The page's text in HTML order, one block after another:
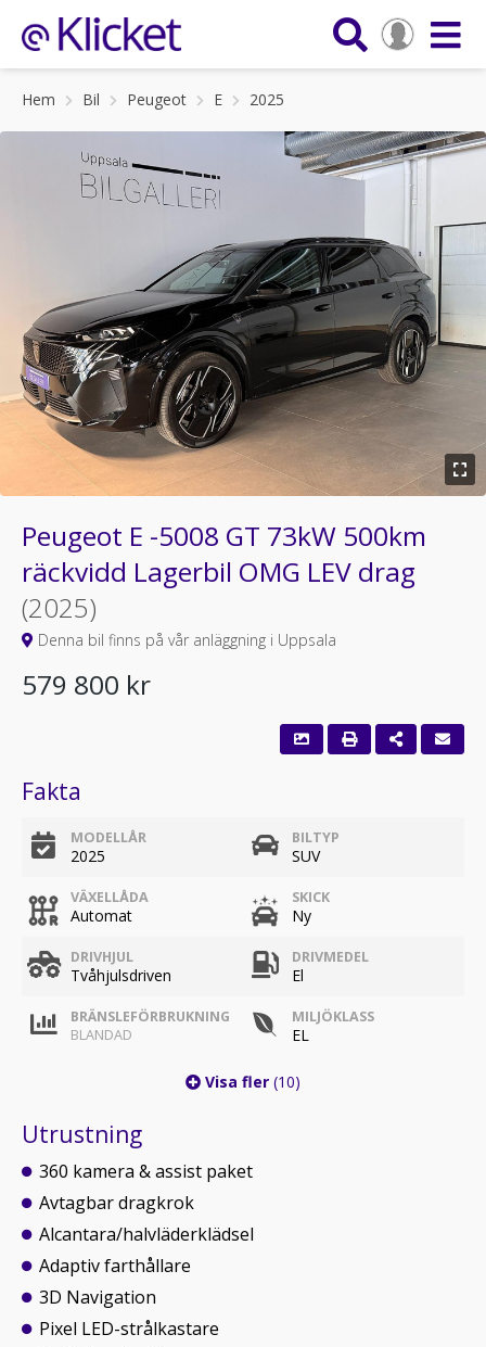
Hem Bil Peugeot E 2025
Peugeot E -5008 GT 73kW 500km
räckvidd Lagerbil OMG LEV drag
(2025)
Denna bil finns på vår anläggning i Uppsala
579 800 kr
Fakta
MODELLÅR
2025
BILTYP
SUV
VÄXELLÅDA
Automat
SKICK
Ny
DRIVHJUL
Tvåhjulsdriven
DRIVMEDEL
El
BRÄNSLEFÖRBRUKNING
BLANDAD
MILJÖKLASS
EL
Visa fler (10)
Utrustning
360 kamera & assist paket
Avtagbar dragkrok
Alcantara/halvläderklädsel
Adaptiv farthållare
3D Navigation
Pixel LED-strålkastare